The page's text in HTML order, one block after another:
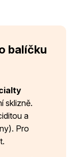
balíčku
sklizně.
a
Pro